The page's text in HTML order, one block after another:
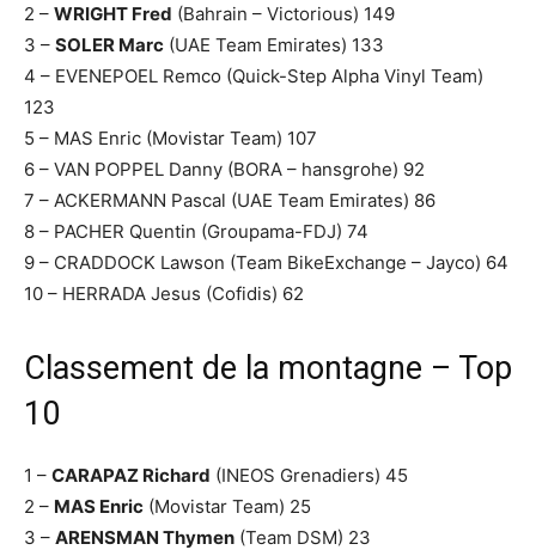
2 – WRIGHT Fred (Bahrain – Victorious) 149
3 – SOLER Marc (UAE Team Emirates) 133
4 – EVENEPOEL Remco (Quick-Step Alpha Vinyl Team)
123
5 – MAS Enric (Movistar Team) 107
6 – VAN POPPEL Danny (BORA – hansgrohe) 92
7 – ACKERMANN Pascal (UAE Team Emirates) 86
8 – PACHER Quentin (Groupama-FDJ) 74
9 – CRADDOCK Lawson (Team BikeExchange – Jayco) 64
10 – HERRADA Jesus (Cofidis) 62
Classement de la montagne – Top
10
1 – CARAPAZ Richard (INEOS Grenadiers) 45
2 – MAS Enric (Movistar Team) 25
3 – ARENSMAN Thymen (Team DSM) 23